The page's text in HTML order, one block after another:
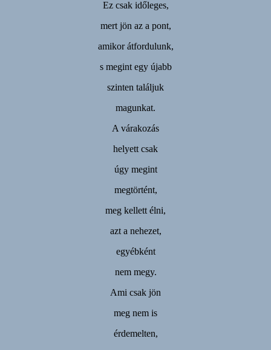
Ez csak időleges,
mert jön az a pont,
amikor átfordulunk,
s megint egy újabb
szinten találjuk
magunkat.
A várakozás
helyett csak
úgy megint
megtörtént,
meg kellett élni,
azt a nehezet,
egyébként
nem megy.
Ami csak jön
meg nem is
érdemelten,